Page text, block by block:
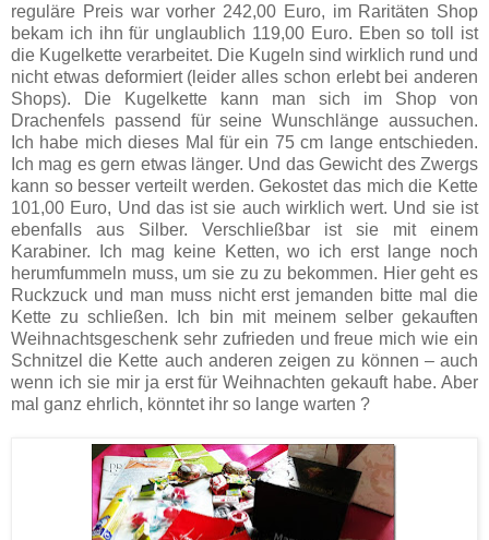
reguläre Preis war vorher 242,00 Euro, im Raritäten Shop
bekam ich ihn für unglaublich 119,00 Euro. Eben so toll ist
die Kugelkette verarbeitet. Die Kugeln sind wirklich rund und
nicht etwas deformiert (leider alles schon erlebt bei anderen
Shops). Die Kugelkette kann man sich im Shop von
Drachenfels passend für seine Wunschlänge aussuchen.
Ich habe mich dieses Mal für ein 75 cm lange entschieden.
Ich mag es gern etwas länger. Und das Gewicht des Zwergs
kann so besser verteilt werden. Gekostet das mich die Kette
101,00 Euro, Und das ist sie auch wirklich wert. Und sie ist
ebenfalls aus Silber. Verschließbar ist sie mit einem
Karabiner. Ich mag keine Ketten, wo ich erst lange noch
herumfummeln muss, um sie zu zu bekommen. Hier geht es
Ruckzuck und man muss nicht erst jemanden bitte mal die
Kette zu schließen. Ich bin mit meinem selber gekauften
Weihnachtsgeschenk sehr zufrieden und freue mich wie ein
Schnitzel die Kette auch anderen zeigen zu können – auch
wenn ich sie mir ja erst für Weihnachten gekauft habe. Aber
mal ganz ehrlich, könntet ihr so lange warten ?